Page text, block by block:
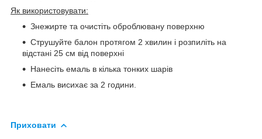
Як використовувати:
Знежирте та очистіть оброблювану поверхню
Струшуйте балон протягом 2 хвилин і розпиліть на
відстані 25 см від поверхні
Нанесіть емаль в кілька тонких шарів
Емаль висихає за 2 години.
Приховати